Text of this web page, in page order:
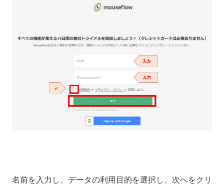
名前を入力し、データの利用目的を選択し、次へをクリ